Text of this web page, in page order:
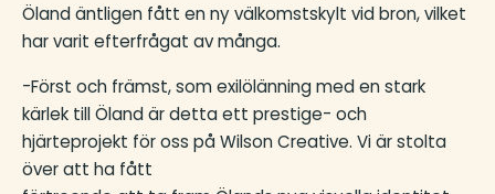
Öland äntligen fått en ny välkomstskylt vid bron, vilket
har varit efterfrågat av många.
-Först och främst, som exilölänning med en stark
kärlek till Öland är detta ett prestige- och
hjärteprojekt för oss på Wilson Creative. Vi är stolta
över att ha fått